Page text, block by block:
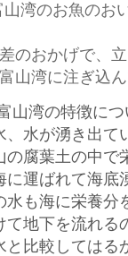
湾のお魚のお
のおかげで、
山湾に注ぎ込
山湾の特徴に
、水が湧き出て
腐葉土の中で
運ばれて海底
も海に栄養分
地下を流れる
比較してはる